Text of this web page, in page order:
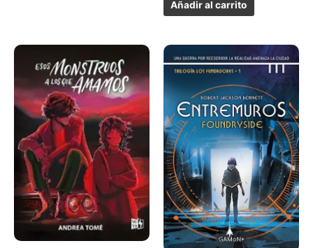
Añadir al carrito